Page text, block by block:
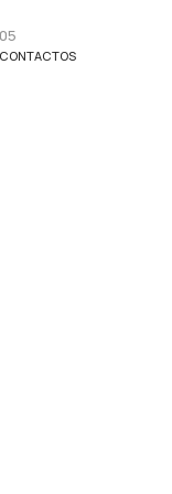
CONTACTOS
05